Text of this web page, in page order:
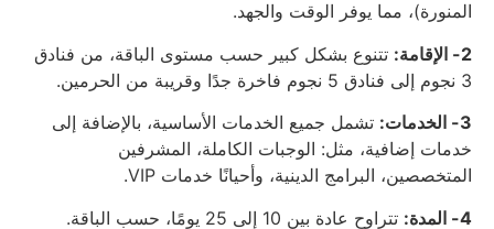
المنورة)، مما يوفر الوقت والجهد.
2- الإقامة:
تتنوع بشكل كبير حسب مستوى الباقة، من فنادق
3 نجوم إلى فنادق 5 نجوم فاخرة جدًا وقريبة من الحرمين.
3- الخدمات:
تشمل جميع الخدمات الأساسية، بالإضافة إلى
خدمات إضافية، مثل: الوجبات الكاملة، المشرفين
المتخصصين، البرامج الدينية، وأحيانًا خدمات VIP.
4- المدة:
تتراوح عادة بين 10 إلى 25 يومًا، حسب الباقة.